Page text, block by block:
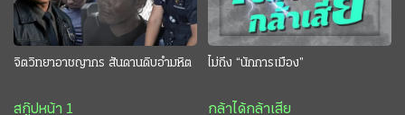
จิตวิทยาอาชญากร สันดานดิบอำมหิต
สกู๊ปหน้า 1
ไม่ถึง “นักการเมือง”
กล้าได้กล้าเสีย